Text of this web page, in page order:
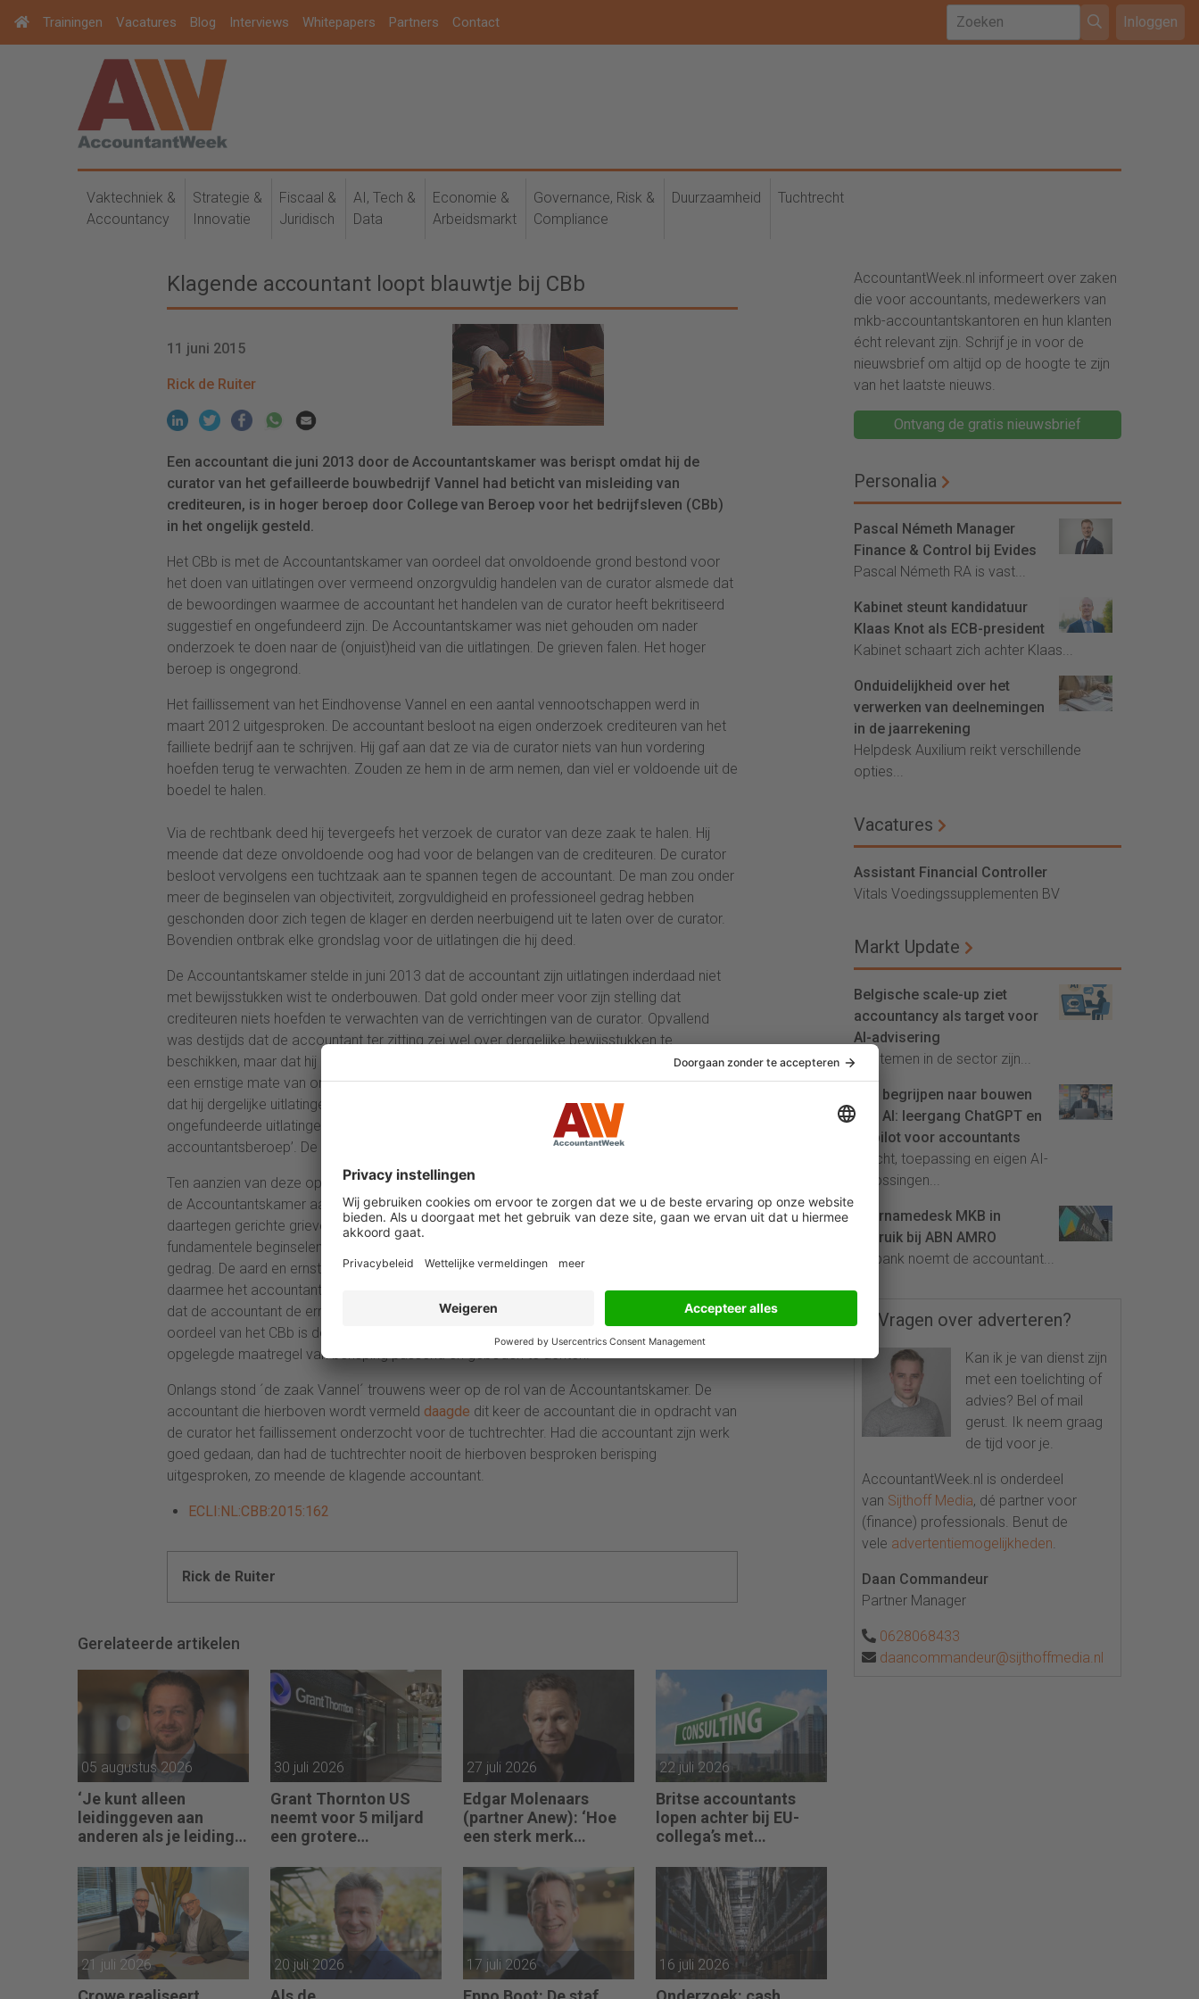
Trainingen Vacatures Blog Interviews Whitepapers Partners Contact Inloggen
Vaktechniek &
Accountancy
Strategie &
Innovatie
Fiscaal &
Juridisch
AI, Tech &
Data
Economie &
Arbeidsmarkt
Governance, Risk &
Compliance
Duurzaamheid Tuchtrecht
Klagende accountant loopt blauwtje bij CBb
11 juni 2015
Rick de Ruiter
Een accountant die juni 2013 door de Accountantskamer was berispt omdat hij de
curator van het gefailleerde bouwbedrijf Vannel had beticht van misleiding van
crediteuren, is in hoger beroep door College van Beroep voor het bedrijfsleven (CBb)
in het ongelijk gesteld.
Het CBb is met de Accountantskamer van oordeel dat onvoldoende grond bestond voor
het doen van uitlatingen over vermeend onzorgvuldig handelen van de curator alsmede dat
de bewoordingen waarmee de accountant het handelen van de curator heeft bekritiseerd
suggestief en ongefundeerd zijn. De Accountantskamer was niet gehouden om nader
onderzoek te doen naar de (onjuist)heid van die uitlatingen. De grieven falen. Het hoger
beroep is ongegrond.
Het faillissement van het Eindhovense Vannel en een aantal vennootschappen werd in
maart 2012 uitgesproken. De accountant besloot na eigen onderzoek crediteuren van het
failliete bedrijf aan te schrijven. Hij gaf aan dat ze via de curator niets van hun vordering
hoefden terug te verwachten. Zouden ze hem in de arm nemen, dan viel er voldoende uit de
boedel te halen.
Via de rechtbank deed hij tevergeefs het verzoek de curator van deze zaak te halen. Hij
meende dat deze onvoldoende oog had voor de belangen van de crediteuren. De curator
besloot vervolgens een tuchtzaak aan te spannen tegen de accountant. De man zou onder
meer de beginselen van objectiviteit, zorgvuldigheid en professioneel gedrag hebben
geschonden door zich tegen de klager en derden neerbuigend uit te laten over de curator.
Bovendien ontbrak elke grondslag voor de uitlatingen die hij deed.
De Accountantskamer stelde in juni 2013 dat de accountant zijn uitlatingen inderdaad niet
met bewijsstukken wist te onderbouwen. Dat gold onder meer voor zijn stelling dat
crediteuren niets hoefden te verwachten van de verrichtingen van de curator. Opvallend
was destijds dat de accountant ter zitting zei wel over dergelijke bewijsstukken te
beschikken, maar dat hij deze niet prijs wilde geven. De tuchtrechter vond dit getuigen ‘van
een ernstige mate van onzorgvuldigheid’ omdat van een accountant verlangd mag worden
dat hij dergelijke uitlatingen deugdelijk onderbouwt. Dergelijke suggestieve en
ongefundeerde uitlatingen kunnen gezien worden ‘als schadelijk voor het
accountantsberoep’. De Accountantskamer legde de maatregel van berisping op.
Ten aanzien van deze opgelegde tuchtrechtelijke maatregel wijst het CBb erop dat de door
de Accountantskamer aan de accountant gemaakte verwijten in stand blijven aangezien de
daartegen gerichte grieven falen. De accountant heeft gehandeld in strijd met de
fundamentele beginselen van deskundigheid en zorgvuldigheid en van professioneel
gedrag. De aard en ernst van dit handelen zijn naar het oordeel van het CBb zodanig dat
daarmee het accountantsberoep in diskrediet is gebracht. Het CBb acht het zorgwekkend
dat de accountant de ernst van zijn handelen nog steeds niet lijkt in te zien. Naar het
oordeel van het CBb is de door de Accountantskamer op grond van de verwijten
opgelegde maatregel van berisping passend en geboden te achten.
Onlangs stond ´de zaak Vannel´ trouwens weer op de rol van de Accountantskamer. De
accountant die hierboven wordt vermeld daagde dit keer de accountant die in opdracht van
de curator het faillissement onderzocht voor de tuchtrechter. Had die accountant zijn werk
goed gedaan, dan had de tuchtrechter nooit de hierboven besproken berisping
uitgesproken, zo meende de klagende accountant.
ECLI:NL:CBB:2015:162
Rick de Ruiter
Gerelateerde artikelen
05 augustus 2026
‘Je kunt alleen
leidinggeven aan
anderen als je leiding
30 juli 2026
Grant Thornton US
neemt voor 5 miljard
een grotere
27 juli 2026
Edgar Molenaars
(partner Anew): ‘Hoe
een sterk merk
vertaalt in tastbaar
geld’
22 juli 2026
Britse accountants
lopen achter bij EU-
collega’s met
21 juli 2026 20 juli 2026 17 juli 2026 16 juli 2026
AccountantWeek.nl informeert over zaken
die voor accountants, medewerkers van
mkb-accountantskantoren en hun klanten
écht relevant zijn. Schrijf je in voor de
nieuwsbrief om altijd op de hoogte te zijn
van het laatste nieuws.
Ontvang de gratis nieuwsbrief
Personalia
Pascal Németh Manager
Finance & Control bij Evides
Pascal Németh RA is vast...
Kabinet steunt kandidatuur
Klaas Knot als ECB-president
Kabinet schaart zich achter Klaas...
Onduidelijkheid over het
verwerken van deelnemingen
in de jaarrekening
Helpdesk Auxilium reikt verschillende
opties...
Vacatures
Assistant Financial Controller
Vitals Voedingssupplementen BV
Markt Update
Belgische scale-up ziet
accountancy als target voor
AI-advisering
'Systemen in de sector zijn...
Van begrijpen naar bouwen
met AI: leergang ChatGPT en
Copilot voor accountants
Inzicht, toepassing en eigen AI-
oplossingen...
Overnamedesk MKB in
gebruik bij ABN AMRO
De bank noemt de accountant...
Vragen over adverteren?
Kan ik je van dienst zijn
met een toelichting of
advies? Bel of mail
gerust. Ik neem graag
de tijd voor je.
AccountantWeek.nl is onderdeel
van Sijthoff Media, dé partner voor
(finance) professionals. Benut de
vele advertentiemogelijkheden.
Daan Commandeur
Partner Manager
0628068433
daancommandeur@sijthoffmedia.nl